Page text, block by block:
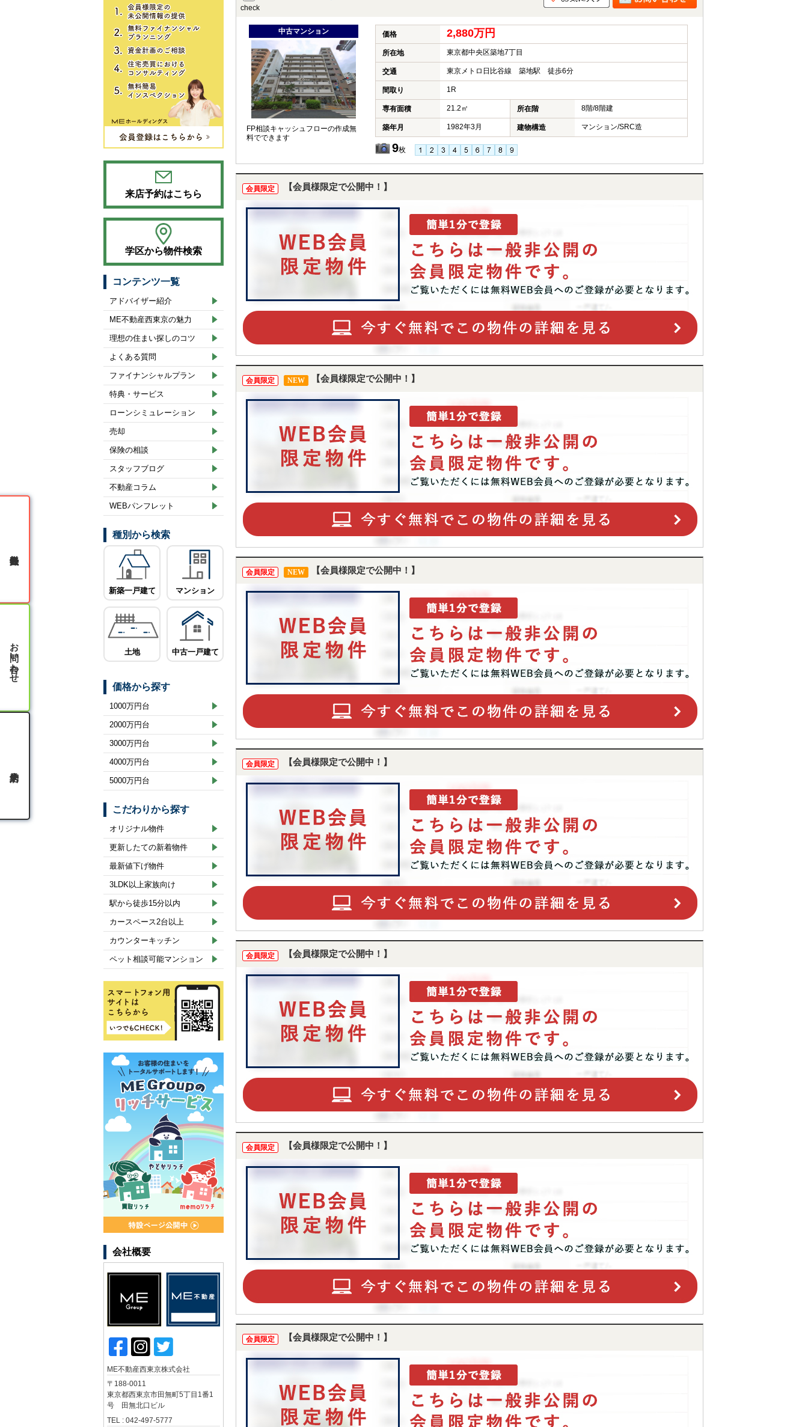
check
中古マンション
FP相談キャッシュフローの作成無
料でできます
価格 2,880万円
所在地 東京都中央区築地7丁目
交通 東京メトロ日比谷線 築地駅 徒歩6分
間取り 1R
専有面積 21.2㎡ 所在階 8階/8階建
築年月 1982年3月 建物構造 マンション/SRC造
9枚
会員限定 【会員様限定で公開中！】
会員限定 NEW 【会員様限定で公開中！】
会員限定 NEW 【会員様限定で公開中！】
会員限定 【会員様限定で公開中！】
会員限定 【会員様限定で公開中！】
会員限定 【会員様限定で公開中！】
会員限定 【会員様限定で公開中！】
来店予約はこちら
学区から物件検索
コンテンツ一覧
アドバイザー紹介
ME不動産西東京の魅力
理想の住まい探しのコツ
よくある質問
ファイナンシャルプラン
特典・サービス
ローンシミュレーション
売却
保険の相談
スタッフブログ
不動産コラム
WEBパンフレット
種別から検索
新築一戸建て マンション
土地 中古一戸建て
価格から探す
1000万円台
2000万円台
3000万円台
4000万円台
5000万円台
こだわりから探す
オリジナル物件
更新したての新着物件
最新値下げ物件
3LDK以上家族向け
駅から徒歩15分以内
カースペース2台以上
カウンターキッチン
ペット相談可能マンション
会社概要
ME不動産西東京株式会社
〒188-0011
東京都西東京市田無町5丁目1番1
号 田無北口ビル
TEL : 042-497-5777
お問い合わせ